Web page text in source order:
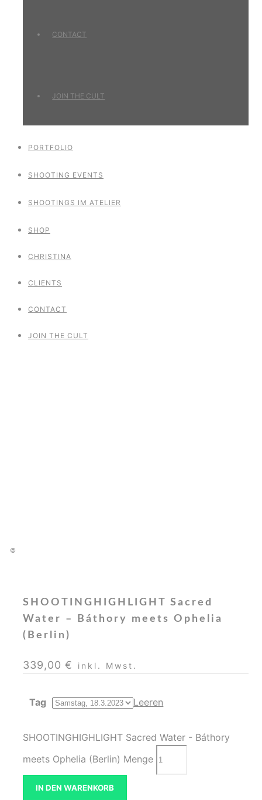
CONTACT
JOIN THE CULT
PORTFOLIO
SHOOTING EVENTS
SHOOTINGS IM ATELIER
SHOP
CHRISTINA
CLIENTS
CONTACT
JOIN THE CULT
SHOOTINGHIGHLIGHT Sacred
Water – Báthory meets Ophelia
(Berlin)
339,00€ inkl. Mwst.
Tag Leeren
SHOOTINGHIGHLIGHT Sacred Water - Báthory
meets Ophelia (Berlin) Menge
IN DEN WARENKORB
©